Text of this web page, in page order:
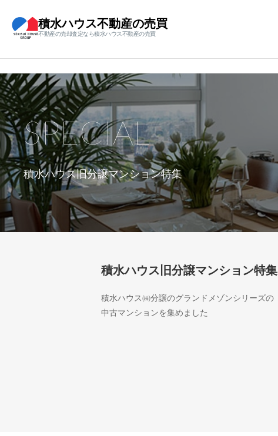
積水ハウス不動産の売買
不動産の売却査定なら積水ハウス不動産の売買
積水ハウス旧分譲マンション特集
SPECIAL
積水ハウス旧分譲マンション特集
積水ハウス㈱分譲のグランドメゾンシリーズの
中古マンションを集めました